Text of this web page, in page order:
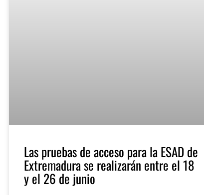
Las pruebas de acceso para la ESAD de
Extremadura se realizarán entre el 18
y el 26 de junio